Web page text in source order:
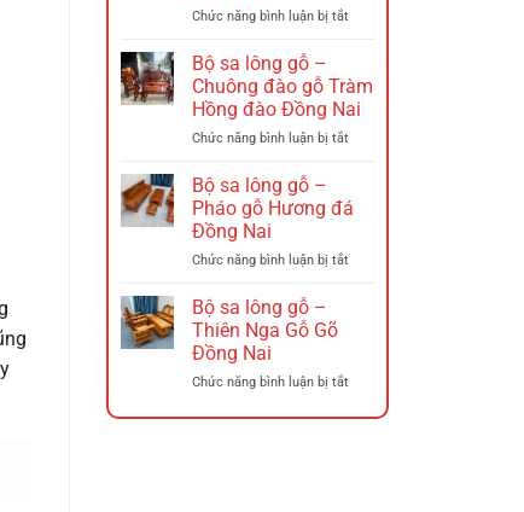
xích
Nai
Chức năng bình luận bị tắtở
lông
Gỗ
–
Triện
Đá
Tó
Tay
Bộ sa lông gỗ –
Chuông đào gỗ Tràm
Hồng đào Đồng Nai
Chức năng bình luận bị tắtở
lông
gỗ
Chuông
Đồng
Bộ sa lông gỗ –
Pháo gỗ Hương đá
Đồng Nai
Chức năng bình luận bị tắtở
Pháo
Hương
Bộ sa lông gỗ –
Thiên Nga Gỗ Gõ
Đồng Nai
Chức năng bình luận bị tắtở
sa